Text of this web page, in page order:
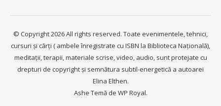
© Copyright 2026 All rights reserved. Toate evenimentele, tehnici,
cursuri și cărți ( ambele înregistrate cu ISBN la Biblioteca Națională),
meditații, terapii, materiale scrise, video, audio, sunt protejate cu
drepturi de copyright și semnătura subtil-energetică a autoarei
Elina Elthen.
Ashe Temă de WP Royal.